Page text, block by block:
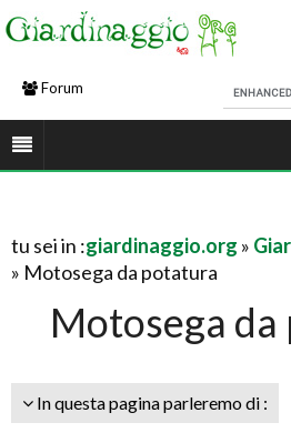
Forum
tu sei in :giardinaggio.org »
» Motosega da potatura
Motosega
In questa pagina parleremo di :